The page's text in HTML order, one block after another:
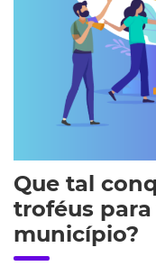
Que tal
troféus para
município?